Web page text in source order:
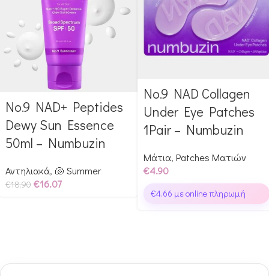
Αγόρασε & κέρδισε 189
Glow Points!
No.9 NAD+ Peptides
Dewy Sun Essence
50ml – Numbuzin
Αντηλιακά, 🐚 Summer
€18.90 €16.07
Αγόρασε & κέρδισε 49
Glow Points!
No.9 NAD Collagen
Under Eye Patches
1Pair – Numbuzin
Μάτια, Patches Ματιών
€4.90
€4.66 με online πληρωμή